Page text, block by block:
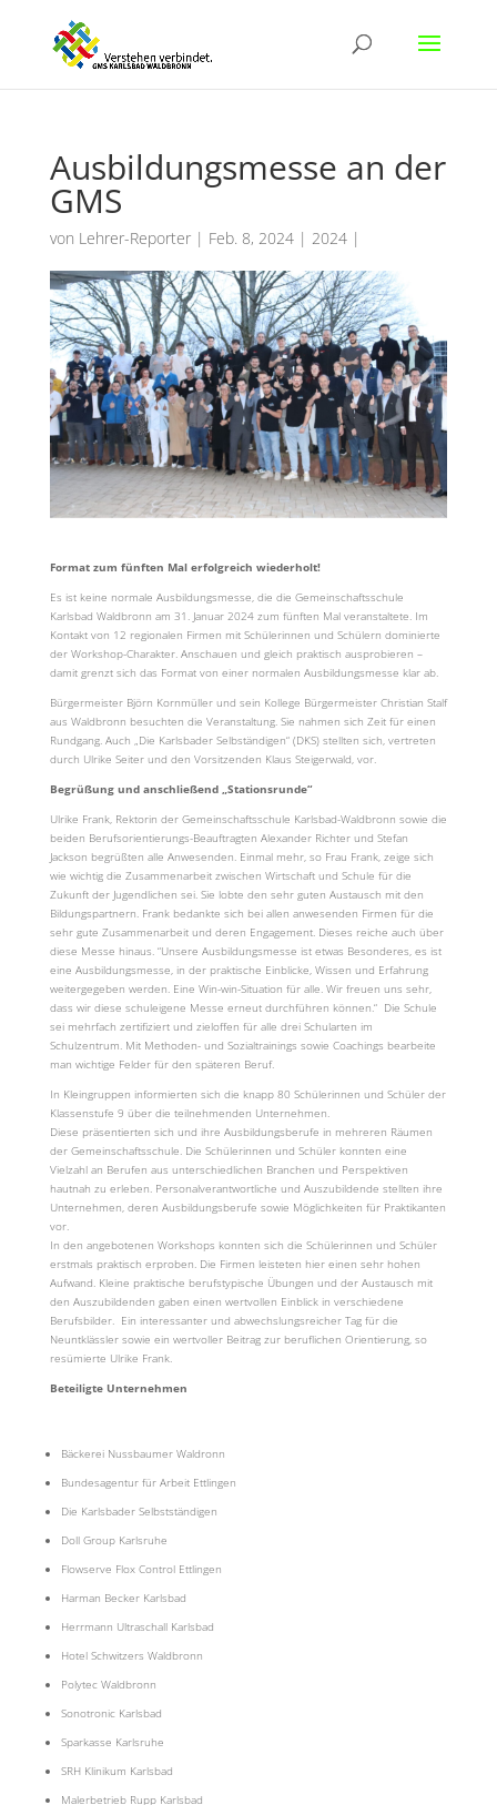
Ausbildungsmesse an der
GMS
von Lehrer-Reporter| Feb. 8, 2024| 2024|
Format zum fünften Mal erfolgreich wiederholt!
Es ist keine normale Ausbildungsmesse, die die Gemeinschaftsschule
Karlsbad Waldbronn am 31. Januar 2024 zum fünften Mal veranstaltete. Im
Kontakt von 12 regionalen Firmen mit Schülerinnen und Schülern dominierte
der Workshop-Charakter. Anschauen und gleich praktisch ausprobieren –
damit grenzt sich das Format von einer normalen Ausbildungsmesse klar ab.
Bürgermeister Björn Kornmüller und sein Kollege Bürgermeister Christian Stalf
aus Waldbronn besuchten die Veranstaltung. Sie nahmen sich Zeit für einen
Rundgang. Auch „Die Karlsbader Selbständigen“ (DKS) stellten sich, vertreten
durch Ulrike Seiter und den Vorsitzenden Klaus Steigerwald, vor.
Begrüßung und anschließend „Stationsrunde“
Ulrike Frank, Rektorin der Gemeinschaftsschule Karlsbad-Waldbronn sowie die
beiden Berufsorientierungs-Beauftragten Alexander Richter und Stefan
Jackson begrüßten alle Anwesenden. Einmal mehr, so Frau Frank, zeige sich
wie wichtig die Zusammenarbeit zwischen Wirtschaft und Schule für die
Zukunft der Jugendlichen sei. Sie lobte den sehr guten Austausch mit den
Bildungspartnern. Frank bedankte sich bei allen anwesenden Firmen für die
sehr gute Zusammenarbeit und deren Engagement. Dieses reiche auch über
diese Messe hinaus. “Unsere Ausbildungsmesse ist etwas Besonderes, es ist
eine Ausbildungsmesse, in der praktische Einblicke, Wissen und Erfahrung
weitergegeben werden. Eine Win-win-Situation für alle. Wir freuen uns sehr,
dass wir diese schuleigene Messe erneut durchführen können.“ Die Schule
sei mehrfach zertifiziert und zieloffen für alle drei Schularten im
Schulzentrum. Mit Methoden- und Sozialtrainings sowie Coachings bearbeite
man wichtige Felder für den späteren Beruf.
In Kleingruppen informierten sich die knapp 80 Schülerinnen und Schüler der
Klassenstufe 9 über die teilnehmenden Unternehmen.
Diese präsentierten sich und ihre Ausbildungsberufe in mehreren Räumen
der Gemeinschaftsschule. Die Schülerinnen und Schüler konnten eine
Vielzahl an Berufen aus unterschiedlichen Branchen und Perspektiven
hautnah zu erleben. Personalverantwortliche und Auszubildende stellten ihre
Unternehmen, deren Ausbildungsberufe sowie Möglichkeiten für Praktikanten
vor.
In den angebotenen Workshops konnten sich die Schülerinnen und Schüler
erstmals praktisch erproben. Die Firmen leisteten hier einen sehr hohen
Aufwand. Kleine praktische berufstypische Übungen und der Austausch mit
den Auszubildenden gaben einen wertvollen Einblick in verschiedene
Berufsbilder. Ein interessanter und abwechslungsreicher Tag für die
Neuntklässler sowie ein wertvoller Beitrag zur beruflichen Orientierung, so
resümierte Ulrike Frank.
Beteiligte Unternehmen
Bäckerei Nussbaumer Waldronn
Bundesagentur für Arbeit Ettlingen
Die Karlsbader Selbstständigen
Doll Group Karlsruhe
Flowserve Flox Control Ettlingen
Harman Becker Karlsbad
Herrmann Ultraschall Karlsbad
Hotel Schwitzers Waldbronn
Polytec Waldbronn
Sonotronic Karlsbad
Sparkasse Karlsruhe
SRH Klinikum Karlsbad
Malerbetrieb Rupp Karlsbad